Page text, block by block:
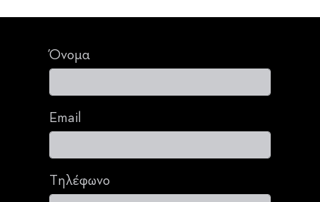
Όνομα
Email
Τηλέφωνο